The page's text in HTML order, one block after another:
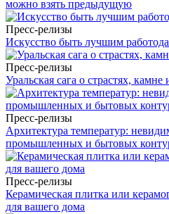
можно взять предыдущую
Пресс-релизы
Искусство быть лучшим
Пресс-релизы
Уральская сага о страстях,
Пресс-релизы
Архитектура температур:
промышленных и бытовых
Пресс-релизы
Керамическая плитка или
для вашего дома